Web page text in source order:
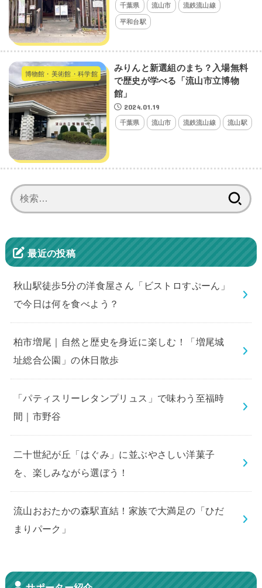
千葉県 流山市 流鉄流山線
平和台駅
博物館・美術館・科学館
みりんと新選組のまち？入場無料
で歴史が学べる「流山市立博物
館」
2024.01.19
千葉県 流山市 流鉄流山線 流山駅
索:
最近の投稿
秋山駅徒歩5分の洋食屋さん「ビストロすぷーん」
で今日は何を食べよう？
柏市増尾｜自然と歴史を身近に楽しむ！「増尾城
址総合公園」の休日散歩
「パティスリーレタンプリュス」で味わう至福時
間｜市野谷
二十世紀が丘「はぐみ」に並ぶやさしい洋菓子
を、楽しみながら選ぼう！
流山おおたかの森駅直結！家族で大満足の「ひだ
まりパーク」